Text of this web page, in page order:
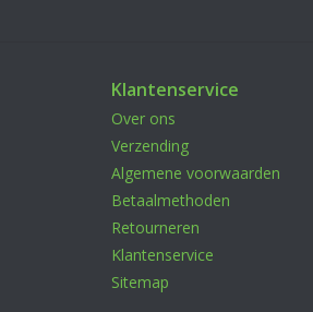
Klantenservice
Over ons
Verzending
Algemene voorwaarden
Betaalmethoden
Retourneren
Klantenservice
Sitemap